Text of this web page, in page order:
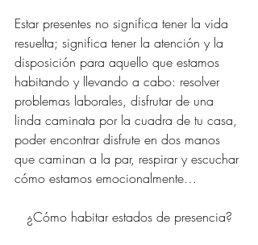
Estar presentes no significa tener la vida
resuelta; significa tener la atención y la
disposición para aquello que estamos
habitando y llevando a cabo: resolver
problemas laborales, disfrutar de una
linda caminata por la cuadra de tu casa,
poder encontrar disfrute en dos manos
que caminan a la par, respirar y escuchar
cómo estamos emocionalmente…
¿Cómo habitar estados de presencia?